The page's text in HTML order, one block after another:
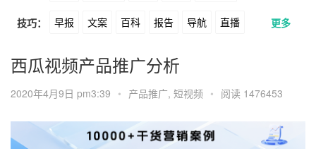
酒旅 母婴 宠物 文娱 跨境 科技
广告 元宇宙 房地产
公众号 B站 小红书 头条 知乎
Soul 360 百度 搜狗
美图 最右 神马 谷歌 Facebook
Tiktok YouTube Yahoo Bing
技巧： 早报 文案 百科 报告 导航 直播
卖货 脚本 话术 电商
涨粉 广告 推广 方案 策划 案例
数据 拉新 活动 用户 海外
更多
西瓜视频产品推广分析
2020年4月9日 pm3:39 • 产品推广, 短视频 • 阅读 1476453